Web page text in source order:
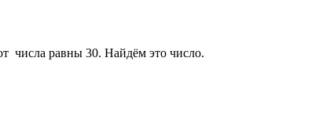
числа равны 30. Найдём это число.